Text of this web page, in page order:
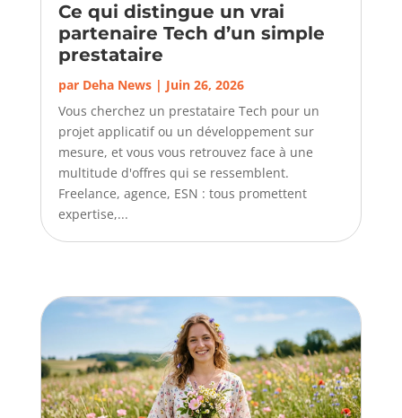
Ce qui distingue un vrai
partenaire Tech d’un simple
prestataire
par Deha News| Juin 26, 2026
Vous cherchez un prestataire Tech pour un
projet applicatif ou un développement sur
mesure, et vous vous retrouvez face à une
multitude d'offres qui se ressemblent.
Freelance, agence, ESN : tous promettent
expertise,...